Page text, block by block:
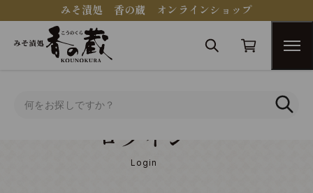
みそ漬処 香の蔵 オンラインショップ
ログイン
Login